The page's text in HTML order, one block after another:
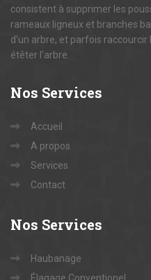
consistent à supprimer les
rameaux ligneux et branches
d’un arbre, et parfois
étêter l’arbre.
Nos Services
Accueil
A propos
Services
Contact
Nos Services
Haubanage